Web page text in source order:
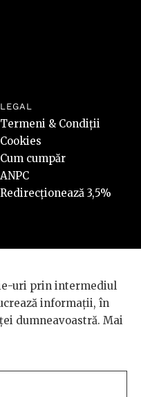
LEGAL
Termeni & Condiții
Cookies
Cum cumpăr
ANPC
Redirecționează 3,5%
toate drepturile rezervate.
GROUPE SOCIÉTÉ
uri prin intermediul
informații, în
dumneavoastră. Mai